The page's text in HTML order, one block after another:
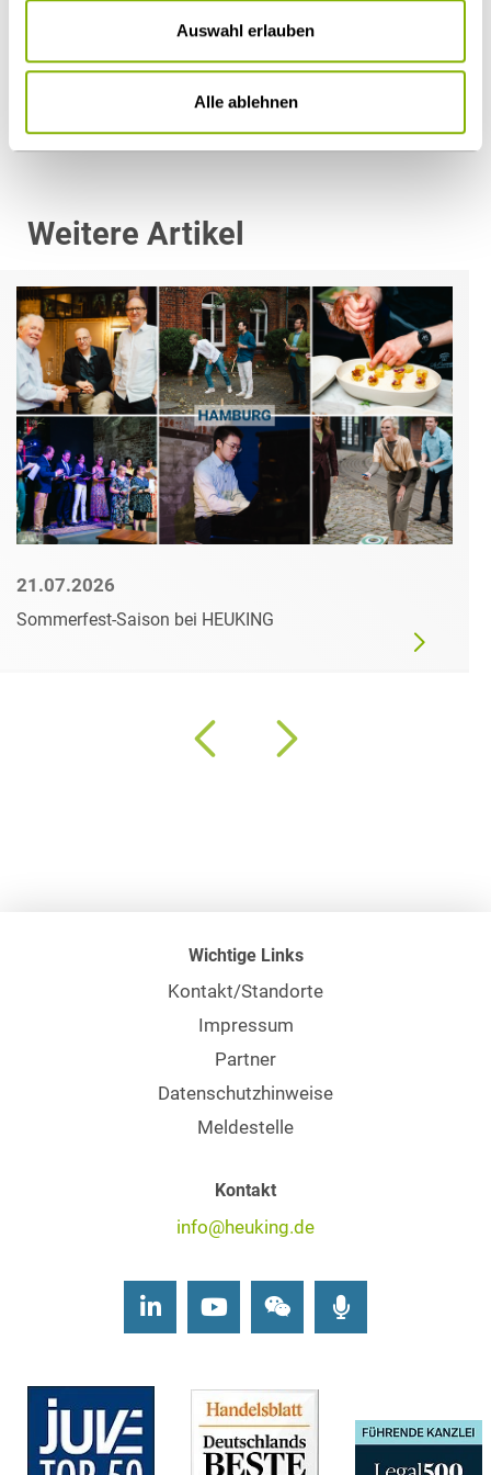
Auswahl erlauben
Alle ablehnen
Diesen Artikel teilen
Weitere Artikel
21.07.2026
Sommerfest-Saison bei HEUKING
Wichtige Links
Kontakt/Standorte
Impressum
Partner
Datenschutzhinweise
Meldestelle
Kontakt
info@heuking.de
LinkedInYoutubeWechat